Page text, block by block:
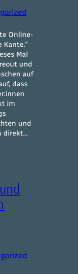
Online-
Kante.“
Mal
und
auf
dass
im
und
direkt…